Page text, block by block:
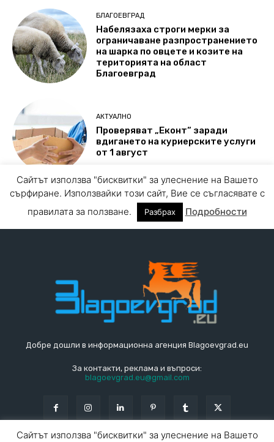
Добре дошли в информационна агенция Blagoevgrad.eu
За контакти, реклама и въпроси:
blagoevgrad.eu@gmail.com
Сайтът използва "бисквитки" за улеснение на Вашето